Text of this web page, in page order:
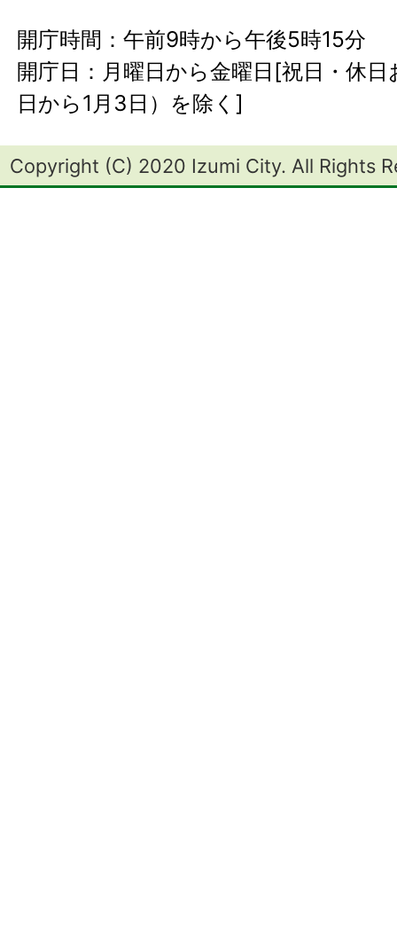
開庁時間：午前9時から午後5時15分
開庁日：月曜日から金曜日[祝日・休
日から1月3日）を除く]
Copyright (C) 2020 Izumi City. All Rights